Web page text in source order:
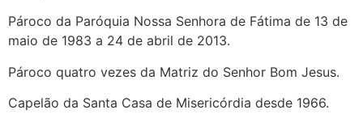
Pároco da Paróquia Nossa Senhora de Fátima de 13 de
maio de 1983 a 24 de abril de 2013.
Pároco quatro vezes da Matriz do Senhor Bom Jesus.
Capelão da Santa Casa de Misericórdia desde 1966.